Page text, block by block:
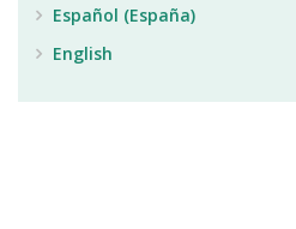
Español (España)
English